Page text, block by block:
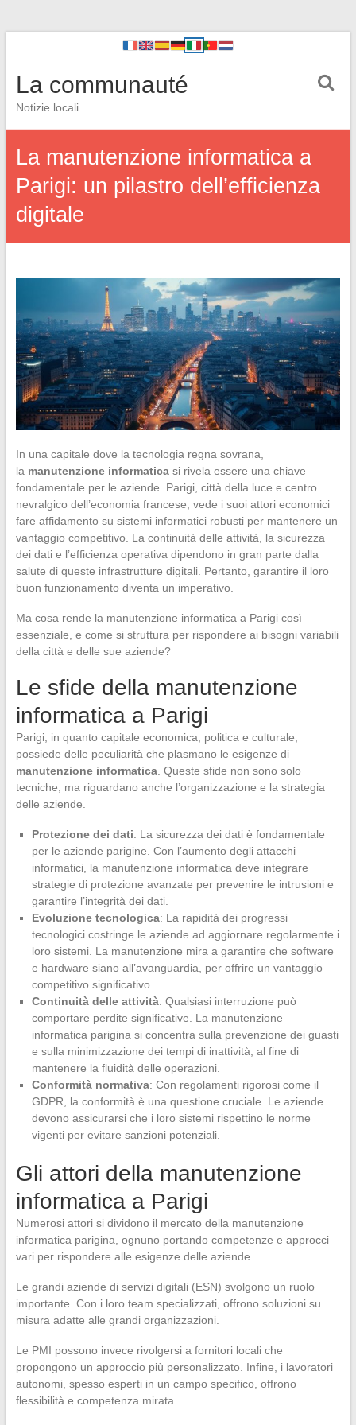
La communauté
Notizie locali
La manutenzione informatica a
Parigi: un pilastro dell’efficienza
digitale
In una capitale dove la tecnologia regna sovrana,
la manutenzione informaticasi rivela essere una chiave
fondamentale per le aziende. Parigi, città della luce e centro
nevralgico dell’economia francese, vede i suoi attori economici
fare affidamento su sistemi informatici robusti per mantenere un
vantaggio competitivo. La continuità delle attività, la sicurezza
dei dati e l’efficienza operativa dipendono in gran parte dalla
salute di queste infrastrutture digitali. Pertanto, garantire il loro
buon funzionamento diventa un imperativo.
Ma cosa rende la manutenzione informatica a Parigi così
essenziale, e come si struttura per rispondere ai bisogni variabili
della città e delle sue aziende?
Le sfide della manutenzione
informatica a Parigi
Parigi, in quanto capitale economica, politica e culturale,
possiede delle peculiarità che plasmano le esigenze di
manutenzione informatica. Queste sfide non sono solo
tecniche, ma riguardano anche l’organizzazione e la strategia
delle aziende.
Protezione dei dati: La sicurezza dei dati è fondamentale
per le aziende parigine. Con l’aumento degli attacchi
informatici, la manutenzione informatica deve integrare
strategie di protezione avanzate per prevenire le intrusioni e
garantire l’integrità dei dati.
Evoluzione tecnologica: La rapidità dei progressi
tecnologici costringe le aziende ad aggiornare regolarmente i
loro sistemi. La manutenzione mira a garantire che software
e hardware siano all’avanguardia, per offrire un vantaggio
competitivo significativo.
Continuità delle attività: Qualsiasi interruzione può
comportare perdite significative. La manutenzione
informatica parigina si concentra sulla prevenzione dei guasti
e sulla minimizzazione dei tempi di inattività, al fine di
mantenere la fluidità delle operazioni.
Conformità normativa: Con regolamenti rigorosi come il
GDPR, la conformità è una questione cruciale. Le aziende
devono assicurarsi che i loro sistemi rispettino le norme
vigenti per evitare sanzioni potenziali.
Gli attori della manutenzione
informatica a Parigi
Numerosi attori si dividono il mercato della manutenzione
informatica parigina, ognuno portando competenze e approcci
vari per rispondere alle esigenze delle aziende.
Le grandi aziende di servizi digitali (ESN) svolgono un ruolo
importante. Con i loro team specializzati, offrono soluzioni su
misura adatte alle grandi organizzazioni.
Le PMI possono invece rivolgersi a fornitori locali che
propongono un approccio più personalizzato. Infine, i lavoratori
autonomi, spesso esperti in un campo specifico, offrono
flessibilità e competenza mirata.